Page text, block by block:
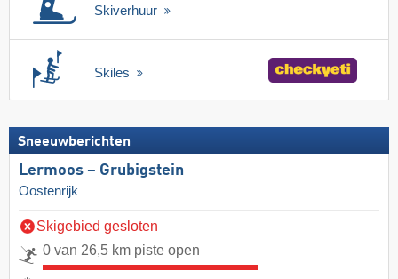
Skiverhuur
Skiles
Sneeuwberichten
Lermoos – Grubigstein
Oostenrijk
Skigebied gesloten
0 van 26,5 km piste open